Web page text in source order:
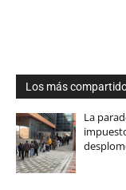
Los más
La